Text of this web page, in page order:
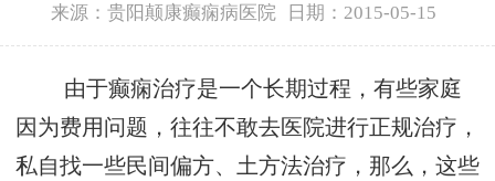
来源：贵阳颠康癫痫病医院 日期：2015-05-15
由于癫痫治疗是一个长期过程，有些家庭
因为费用问题，往往不敢去医院进行正规治疗，
私自找一些民间偏方、土方法治疗，那么，这些